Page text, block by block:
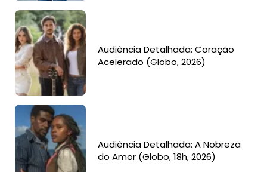
Audiência Detalhada: Coração
Acelerado (Globo, 2026)
Audiência Detalhada: A Nobreza
do Amor (Globo, 18h, 2026)